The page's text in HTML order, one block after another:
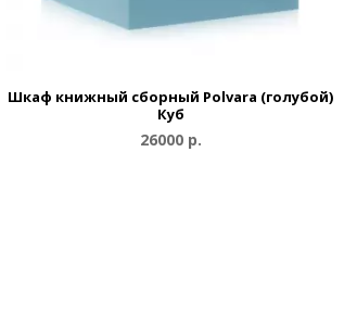
Шкаф книжный сборный Polvara (голубой)
Куб
26000 р.